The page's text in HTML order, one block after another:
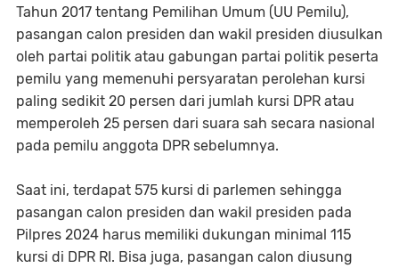
Tahun 2017 tentang Pemilihan Umum (UU Pemilu),
pasangan calon presiden dan wakil presiden diusulkan
oleh partai politik atau gabungan partai politik peserta
pemilu yang memenuhi persyaratan perolehan kursi
paling sedikit 20 persen dari jumlah kursi DPR atau
memperoleh 25 persen dari suara sah secara nasional
pada pemilu anggota DPR sebelumnya.
Saat ini, terdapat 575 kursi di parlemen sehingga
pasangan calon presiden dan wakil presiden pada
Pilpres 2024 harus memiliki dukungan minimal 115
kursi di DPR RI. Bisa juga, pasangan calon diusung